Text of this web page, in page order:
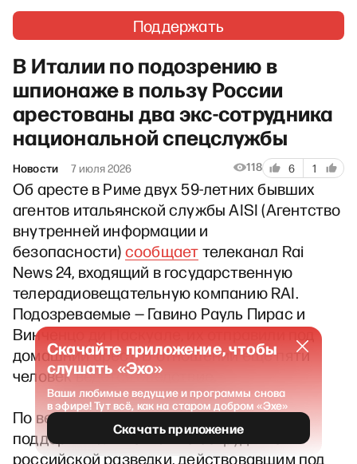
Поддержать
В Италии по подозрению в
шпионаже в пользу России
арестованы два экс-сотрудника
национальной спецслужбы
Новости 7 июля 2026 118 6 1
Об аресте в Риме двух 59-летних бывших
агентов итальянской службы AISI (Агентство
внутренней информации и
безопасности)сообщаеттелеканал Rai
News 24, входящий в государственную
телерадиовещательную компанию RAI.
Подозреваемые — Гавино Рауль Пирас и
Винченцо ди Паскуале, их отправили под
домашний арест. В отношении ещё пяти
человек ведётся следствие.
По версии AISI, подозреваемые
поддерживали контакт с сотрудником
российской разведки, действовавшим под
Скачайте приложение, чтобы
слушать «Эхо»
Ваши любимые ведущие и программы снова
в эфире! Тут всё, как на старом добром «Эхе»
Скачать приложение